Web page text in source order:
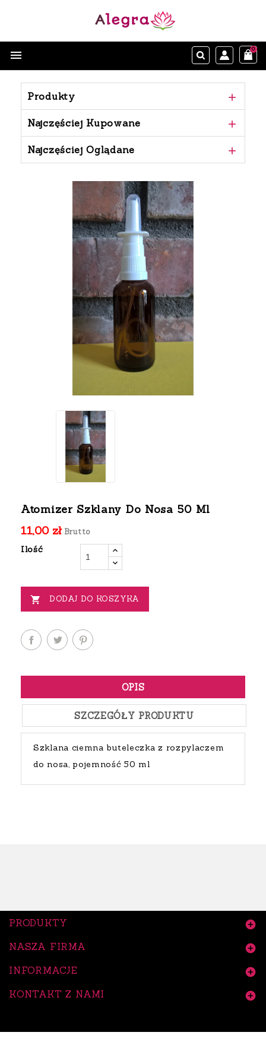
 0
Produkty 
Najczęściej Kupowane 
Najczęściej Oglądane 
Atomizer Szklany Do Nosa 50 Ml
11,00 zł Brutto
Ilość
 DODAJ DO KOSZYKA
OPIS
SZCZEGÓŁY PRODUKTU
Szklana ciemna buteleczka z rozpylaczem
do nosa, pojemność 50 ml
PRODUKTY

NASZA FIRMA

INFORMACJE

KONTAKT Z NAMI
